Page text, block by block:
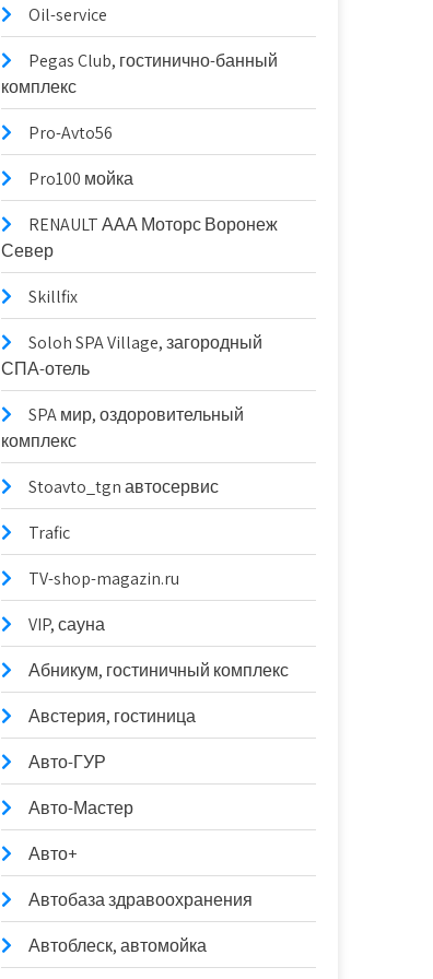
Oil-service
Pegas Club, гостинично-банный
комплекс
Pro-Avto56
Pro100 мойка
RENAULT ААА Моторс Воронеж
Север
Skillfix
Soloh SPA Village, загородный
СПА-отель
SPA мир, оздоровительный
комплекс
Stoavto_tgn автосервис
Trafic
TV-shop-magazin.ru
VIP, сауна
Абникум, гостиничный комплекс
Австерия, гостиница
Авто-ГУР
Авто-Мастер
Авто+
Автобаза здравоохранения
Автоблеск, автомойка